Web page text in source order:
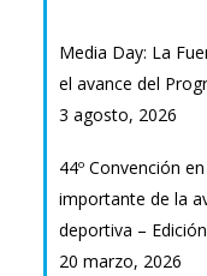
Media Day: La
el avance del
3 agosto, 2026
44º Convención
importante de la
deportiva –
20 marzo, 2026